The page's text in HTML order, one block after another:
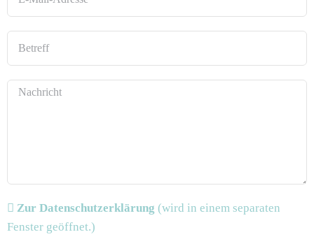
Zur Datenschutzerklärung (wird in einem separaten
Fenster geöffnet.)